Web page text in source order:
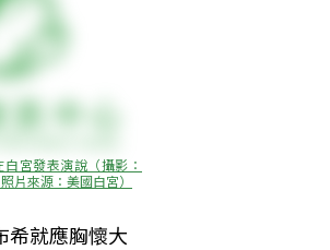
宮發表演說（攝影：
來源：美國白宮）
希就應胸懷大